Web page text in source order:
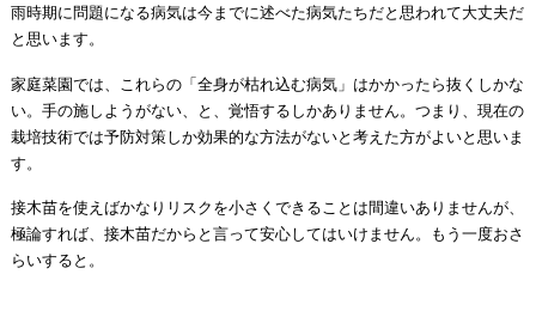
雨時期に問題になる病気は今までに述べた病気たちだと思われて大丈夫だ
と思います。
家庭菜園では、これらの「全身が枯れ込む病気」はかかったら抜くしかな
い。手の施しようがない、と、覚悟するしかありません。つまり、現在の
栽培技術では予防対策しか効果的な方法がないと考えた方がよいと思いま
す。
接木苗を使えばかなりリスクを小さくできることは間違いありませんが、
極論すれば、接木苗だからと言って安心してはいけません。もう一度おさ
らいすると。